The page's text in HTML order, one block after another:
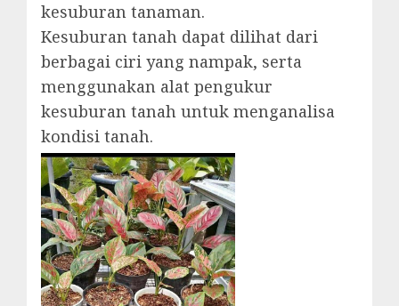
kesuburan tanaman.
Kesuburan tanah dapat dilihat dari
berbagai ciri yang nampak, serta
menggunakan alat pengukur
kesuburan tanah untuk menganalisa
kondisi tanah.